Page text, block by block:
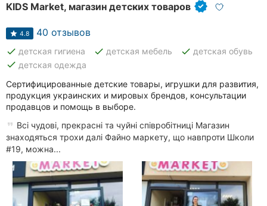
KIDS Market, магазин детских товаров
4.8 40 отзывов
done детская гигиена done детская мебель done детская обувь
done детская одежда
Сертифицированные детские товары, игрушки для развития,
продукция украинских и мировых брендов, консультации
продавцов и помощь в выборе.
Всі чудові, прекрасні та чуйні співробітниці Магазин
знаходяться трохи далі Файно маркету, що навпроти Школи
#19, можна...